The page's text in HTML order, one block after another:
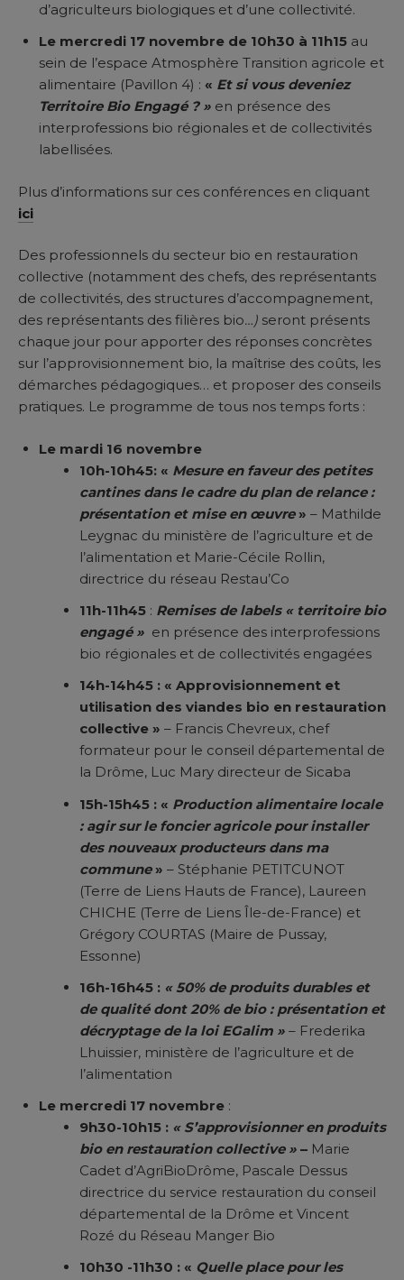
d’agriculteurs biologiques et d’une collectivité.
Le mercredi 17 novembre de 10h30 à 11h15au
sein de l’espace Atmosphère Transition agricole et
alimentaire (Pavillon 4) : « Et si vous deveniez
Territoire Bio Engagé ? » en présence des
interprofessions bio régionales et de collectivités
labellisées.
Plus d’informations sur ces conférences en cliquant
ici
Des professionnels du secteur bio en restauration
collective (notamment des chefs, des représentants
de collectivités, des structures d’accompagnement,
des représentants des filières bio…) seront présents
chaque jour pour apporter des réponses concrètes
sur l’approvisionnement bio, la maîtrise des coûts, les
démarches pédagogiques… et proposer des conseils
pratiques. Le programme de tous nos temps forts :
Le mardi 16 novembre
10h-10h45: « Mesure en faveur des petites
cantines dans le cadre du plan de relance :
présentation et mise en œuvre» – Mathilde
Leygnac du ministère de l’agriculture et de
l’alimentation et Marie-Cécile Rollin,
directrice du réseau Restau’Co
11h-11h45: Remises de labels « territoire bio
engagé » en présence des interprofessions
bio régionales et de collectivités engagées
14h-14h45 : « Approvisionnement et
utilisation des viandes bio en restauration
collective » – Francis Chevreux, chef
formateur pour le conseil départemental de
la Drôme, Luc Mary directeur de Sicaba
15h-15h45 : « Production alimentaire locale
: agir sur le foncier agricole pour installer
des nouveaux producteurs dans ma
commune» – Stéphanie PETITCUNOT
(Terre de Liens Hauts de France), Laureen
CHICHE (Terre de Liens Île-de-France) et
Grégory COURTAS (Maire de Pussay,
Essonne)
16h-16h45 : « 50% de produits durables et
de qualité dont 20% de bio : présentation et
décryptage de la loi EGalim » – Frederika
Lhuissier, ministère de l’agriculture et de
l’alimentation
Le mercredi 17 novembre:
9h30-10h15 : « S’approvisionner en produits
bio en restauration collective »–Marie
Cadet d’AgriBioDrôme, Pascale Dessus
directrice du service restauration du conseil
départemental de la Drôme et Vincent
Rozé du Réseau Manger Bio
10h30 -11h30 : « Quelle place pour les